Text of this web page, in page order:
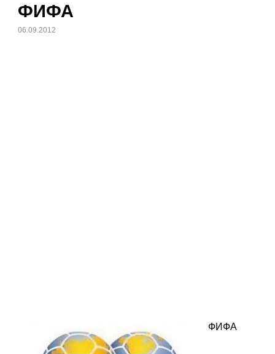
ФИФА
06.09.2012
ФИФА